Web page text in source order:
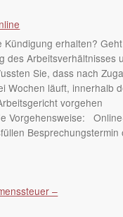
Kündigung erhalten?
des Arbeitsverhältnisses
Sie, dass nach
Wochen läuft, innerhalb
vorgehen
Vorgehensweise:
Besprechungstermin
–